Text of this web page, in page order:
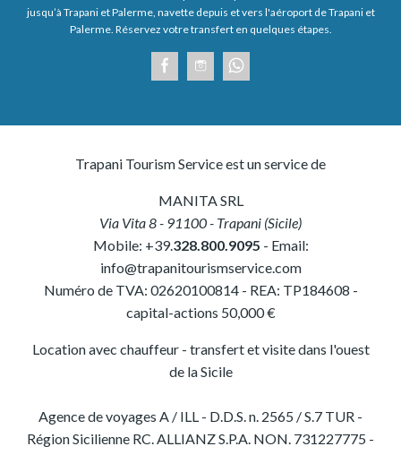
jusqu’à Trapani et Palerme, navette depuis et vers l'aéroport de Trapani et
Palerme. Réservez votre transfert en quelques étapes.
Trapani Tourism Service est un service de
MANITA SRL
Via Vita 8- 91100- Trapani (Sicile)
Mobile: +39.328.800.9095 - Email:
info@trapanitourismservice.com
Numéro de TVA: 02620100814- REA: TP184608 -
capital-actions 50,000 €
Location avec chauffeur - transfert et visite dans l'ouest
de la Sicile
Agence de voyages A / ILL - D.D.S. n. 2565 / S.7 TUR -
Région Sicilienne RC. ALLIANZ S.P.A. NON. 731227775 -